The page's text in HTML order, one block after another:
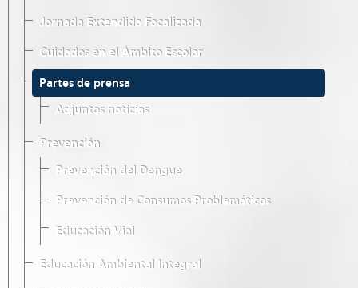
Jornada Extendida Focalizada
Cuidados en el Ámbito Escolar
Partes de prensa
Adjuntos noticias
Prevención
Prevención del Dengue
Prevención de Consumos Problemáticos
Educación Vial
Educación Ambiental Integral